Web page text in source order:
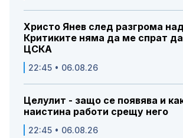
Христо Янев след разгрома
Критиките няма да ме спрат
ЦСКА
22:45 • 06.08.26
Целулит - защо се появява и
наистина работи срещу него
22:45 • 06.08.26